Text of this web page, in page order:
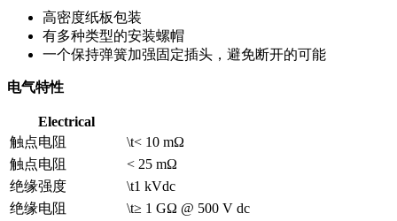
高密度纸板包装
有多种类型的安装螺帽
一个保持弹簧加强固定插头，避免断开的可能
电气特性
Electrical
触点电阻
\t< 10 mΩ
触点电阻
< 25 mΩ
绝缘强度
\t1 kVdc
绝缘电阻
\t≥ 1 GΩ @ 500 V dc